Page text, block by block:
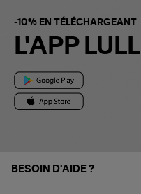
-10% EN TÉLÉCHARGEANT
L'APP LULLI
BESOIN D'AIDE ?